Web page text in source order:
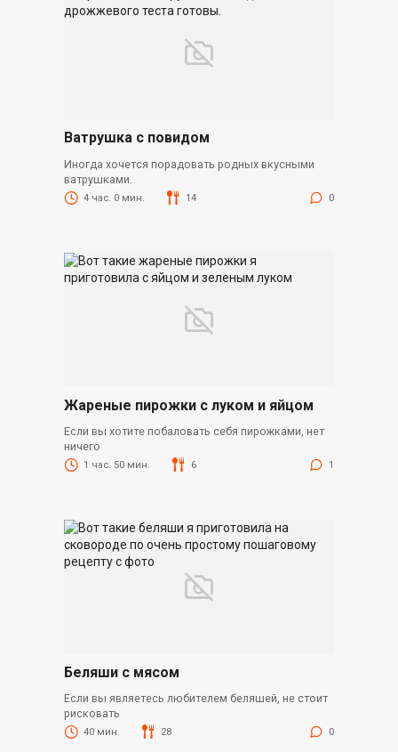
Ватрушка с повидом
Иногда хочется порадовать родных вкусными
ватрушками.
4 час. 0 мин. 14 0
Жареные пирожки с луком и яйцом
Если вы хотите побаловать себя пирожками, нет
ничего
1 час. 50 мин. 6 1
Беляши с мясом
Если вы являетесь любителем беляшей, не стоит
рисковать
40 мин. 28 0